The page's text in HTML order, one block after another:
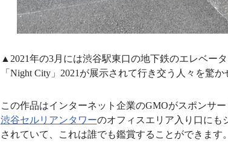
▲2021年の3月には渋谷駅東口の地下鉄のエレベー
「Night City」2021が展示されて行き交う人々を驚
この作品はインターネット企業のGMOがスポンサ
渋谷セルリアンタワーのオフィスエリア入り口にも
されていて、これは誰でも鑑賞することができます。